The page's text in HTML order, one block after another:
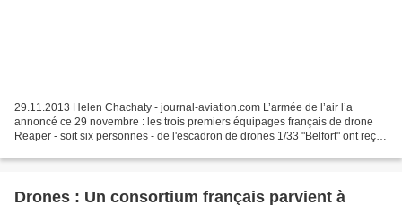
29.11.2013 Helen Chachaty - journal-aviation.com L’armée de l’air l’a
annoncé ce 29 novembre : les trois premiers équipages français de drone
Reaper - soit six personnes - de l'escadron de drones 1/33 "Belfort" ont reçu
Drones : Un consortium français parvient à